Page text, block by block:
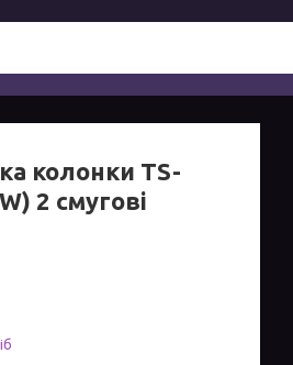
колонки TS-
2 смугові